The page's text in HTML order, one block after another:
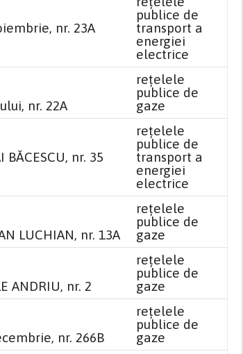
nr. 23A
publice de
transport a
energiei
electrice
nr. 22A
reţelele
publice de
gaze
nr. 35
reţelele
publice de
transport a
energiei
electrice
LUCHIAN, nr. 13A
reţelele
publice de
gaze
ANDRIU, nr. 2
reţelele
publice de
gaze
nr. 266B
reţelele
publice de
gaze